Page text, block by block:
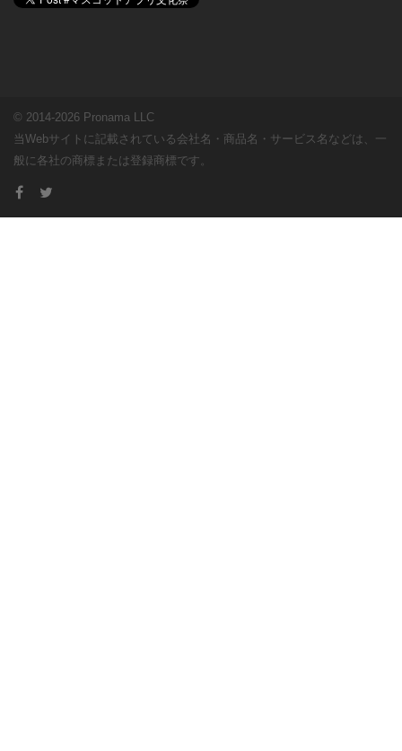
© 2014-2026 Pronama LLC
当Webサイトに記載されている会社名・商品名・サービス名などは、一
般に各社の商標または登録商標です。